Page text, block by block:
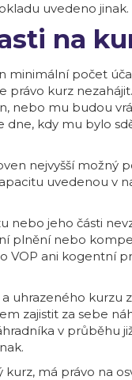
uvedeno jinak.
na
minimální počet
právo kurz
nebo mu budou
dne, kdy mu bylo
nejvyšší možný
uvedenou v
nebo jeho části
plnění nebo
VOP ani kogentní
uhrazeného kurzu
zajistit za sebe
v průběhu
má právo na